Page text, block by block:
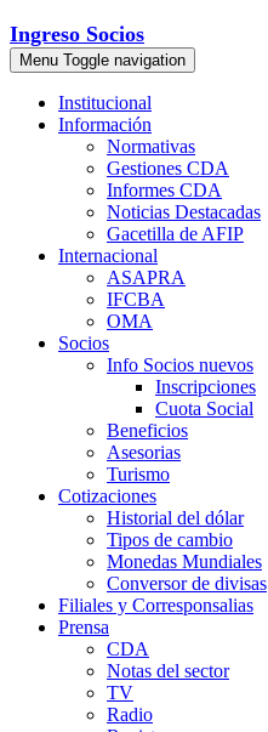
Ingreso Socios
Menu Toggle navigation
Institucional
Información
Normativas
Gestiones CDA
Informes CDA
Noticias Destacadas
Gacetilla de AFIP
Internacional
ASAPRA
IFCBA
OMA
Socios
Info Socios nuevos
Inscripciones
Cuota Social
Beneficios
Asesorias
Turismo
Cotizaciones
Historial del dólar
Tipos de cambio
Monedas Mundiales
Conversor de divisas
Filiales y Corresponsalias
Prensa
CDA
Notas del sector
TV
Radio